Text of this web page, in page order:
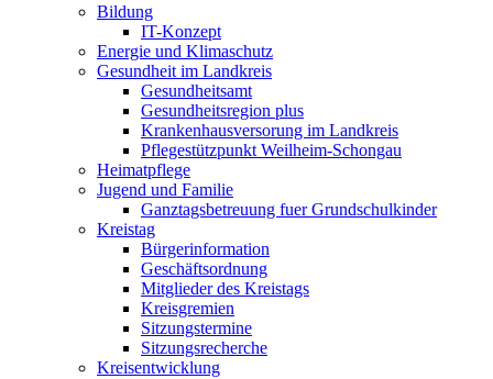
Bildung
IT-Konzept
Energie und Klimaschutz
Gesundheit im Landkreis
Gesundheitsamt
Gesundheitsregion plus
Krankenhausversorung im Landkreis
Pflegestützpunkt Weilheim-Schongau
Heimatpflege
Jugend und Familie
Ganztagsbetreuung fuer Grundschulkinder
Kreistag
Bürgerinformation
Geschäftsordnung
Mitglieder des Kreistags
Kreisgremien
Sitzungstermine
Sitzungsrecherche
Kreisentwicklung